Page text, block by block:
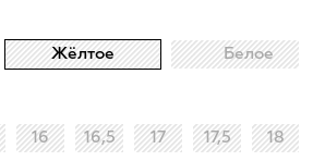
Жёлтое Белое
16 16,5 17 17,5 18